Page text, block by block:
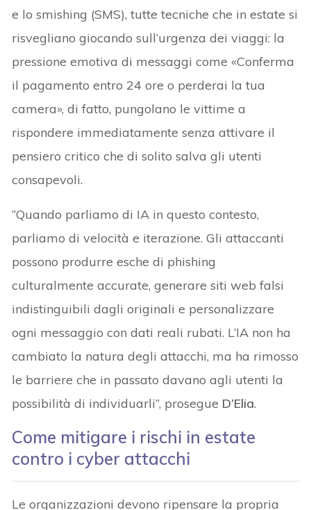
e lo smishing (SMS), tutte tecniche che in estate si
risvegliano giocando sull’urgenza dei viaggi: la
pressione emotiva di messaggi come «Conferma
il pagamento entro 24 ore o perderai la tua
camera», di fatto, pungolano le vittime a
rispondere immediatamente senza attivare il
pensiero critico che di solito salva gli utenti
consapevoli.
“Quando parliamo di IA in questo contesto,
parliamo di velocità e iterazione. Gli attaccanti
possono produrre esche di phishing
culturalmente accurate, generare siti web falsi
indistinguibili dagli originali e personalizzare
ogni messaggio con dati reali rubati. L’IA non ha
cambiato la natura degli attacchi, ma ha rimosso
le barriere che in passato davano agli utenti la
possibilità di individuarli”, prosegue D’Elia.
Come mitigare i rischi in estate
contro i cyber attacchi
Le organizzazioni devono ripensare la propria